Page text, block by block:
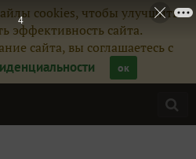
cookies, чтобы улучшить
эффективность сайта.
сайта, вы соглашаетесь с
ок
4